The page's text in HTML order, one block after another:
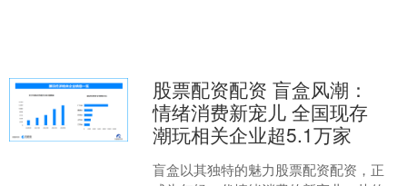
股票配资配资 盲盒风潮：
情绪消费新宠儿 全国现存
潮玩相关企业超5.1万家
盲盒以其独特的魅力股票配资配资，正